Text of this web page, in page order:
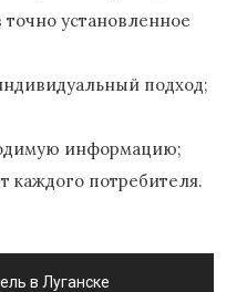
установленное
подход;
информацию;
каждого потребителя.
в Луганске